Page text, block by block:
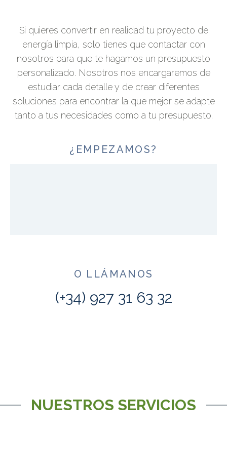
Si quieres convertir en realidad tu proyecto de
energía limpia, solo tienes que contactar con
nosotros para que te hagamos un presupuesto
personalizado. Nosotros nos encargaremos de
estudiar cada detalle y de crear diferentes
soluciones para encontrar la que mejor se adapte
tanto a tus necesidades como a tu presupuesto.
¿EMPEZAMOS?
O LLÁMANOS
(+34) 927 31 63 32
NUESTROS SERVICIOS